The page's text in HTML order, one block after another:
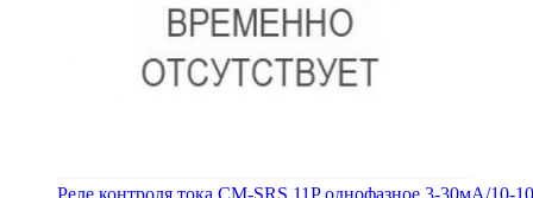
Реле контроля тока CM-SRS.11P однофазное 3-30мА/